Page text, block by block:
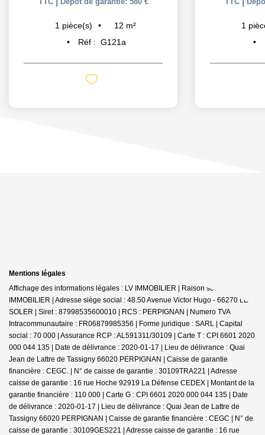
1 pièce(s) 12 m²
Réf : G121a
1
Mentions légales
Affichage des informations légales : LV IMMOBILIER | Raison sociale : LV
IMMOBILIER | Adresse siège social : 48.50 Avenue Victor Hugo - 66270 LE
SOLER | Siret : 87998535600010 | RCS : PERPIGNAN | Numero TVA
Intracommunautaire : FR06879985356 | Forme juridique : SARL | Capital
social : 70 000 | Assurance RCP : AL591311/30109 | Carte T : CPI 6601 2020
000 044 135 | Date de délivrance : 2020-01-17 | Lieu de délivrance : Quai
Jean de Lattre de Tassigny 66020 PERPIGNAN | Caisse de garantie
financière : CEGC. | N° de caisse de garantie : 30109TRA221 | Adresse
caisse de garantie : 16 rue Hoche 92919 La Défense CEDEX | Montant de la
garantie financière : 110 000 | Carte G : CPI 6601 2020 000 044 135 | Date
de délivrance : 2020-01-17 | Lieu de délivrance : Quai Jean de Lattre de
Tassigny 66020 PERPIGNAN | Caisse de garantie financière : CEGC | N° de
caisse de garantie : 30109GES221 | Adresse caisse de garantie : 16 rue